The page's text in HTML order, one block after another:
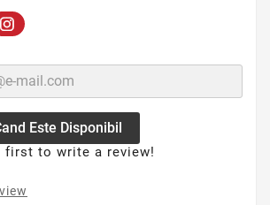
Este Disponibil
first to write a review!